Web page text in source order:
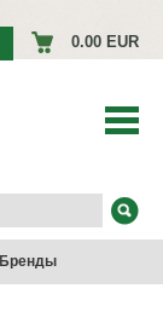
0.00 EUR
Бренды